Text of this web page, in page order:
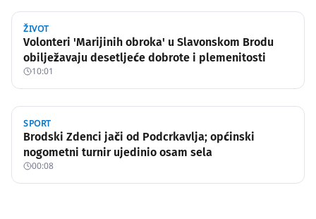
ŽIVOT
Volonteri 'Marijinih obroka' u Slavonskom Brodu
obilježavaju desetljeće dobrote i plemenitosti
10:01
SPORT
Brodski Zdenci jači od Podcrkavlja; općinski
nogometni turnir ujedinio osam sela
00:08